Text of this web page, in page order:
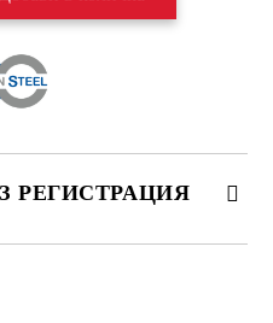
РЕГИСТРАЦИЯ